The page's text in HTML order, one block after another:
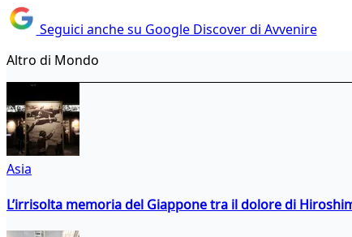
Seguici anche su Google Discover di Avvenire
Altro di Mondo
Asia
L’irrisolta memoria del Giappone tra il dolore di